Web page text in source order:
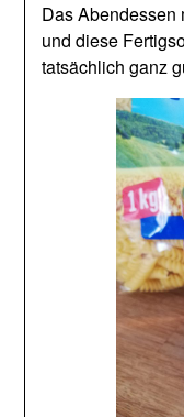
Das Abendessen
und diese
tatsächlich ganz